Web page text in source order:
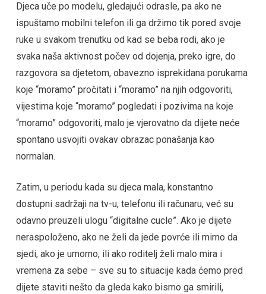
Djeca uče po modelu, gledajući odrasle, pa ako ne
ispuštamo mobilni telefon ili ga držimo tik pored svoje
ruke u svakom trenutku od kad se beba rodi, ako je
svaka naša aktivnost počev od dojenja, preko igre, do
razgovora sa djetetom, obavezno isprekidana porukama
koje “moramo” pročitati i “moramo” na njih odgovoriti,
vijestima koje “moramo” pogledati i pozivima na koje
“moramo” odgovoriti, malo je vjerovatno da dijete neće
spontano usvojiti ovakav obrazac ponašanja kao
normalan.
Zatim, u periodu kada su djeca mala, konstantno
dostupni sadržaji na tv-u, telefonu ili računaru, već su
odavno preuzeli ulogu “digitalne cucle”. Ako je dijete
neraspoloženo, ako ne želi da jede povrće ili mirno da
sjedi, ako je umorno, ili ako roditelj želi malo mira i
vremena za sebe – sve su to situacije kada ćemo pred
dijete staviti nešto da gleda kako bismo ga smirili,